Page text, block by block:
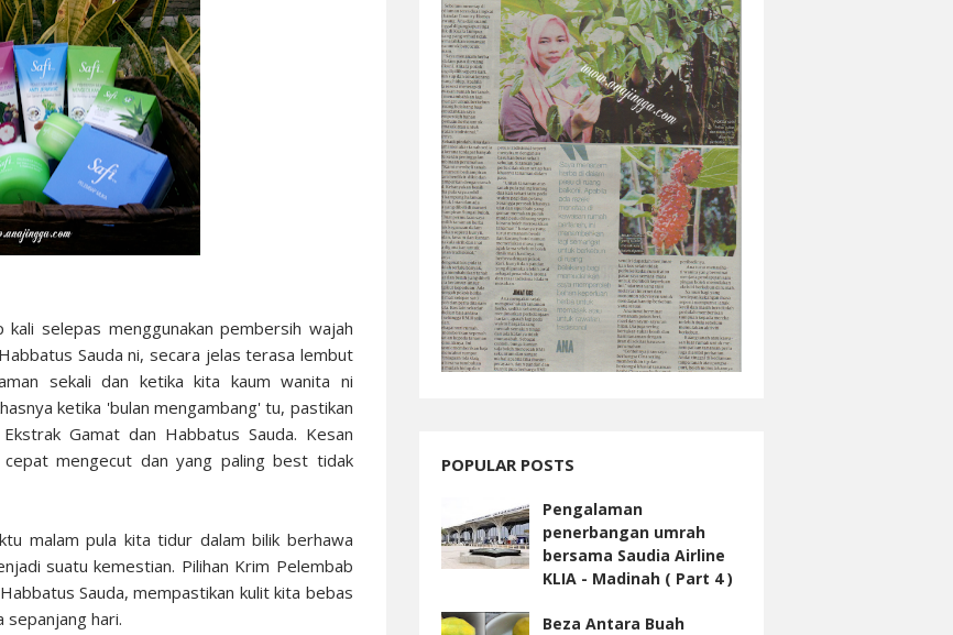
selepas menggunakan pembersih wajah
Sauda ni, secara jelas terasa lembut
sekali dan ketika kita kaum wanita ni
ketika 'bulan mengambang' tu, pastikan
Gamat dan Habbatus Sauda. Kesan
mengecut dan yang paling best tidak
malam pula kita tidur dalam bilik berhawa
suatu kemestian. Pilihan Krim Pelembab
Sauda, mempastikan kulit kita bebas
sepanjang hari.
POPULAR POSTS
Pengalaman
penerbangan umrah
bersama Saudia Airline
KLIA - Madinah ( Part 4 )
Beza Antara Buah